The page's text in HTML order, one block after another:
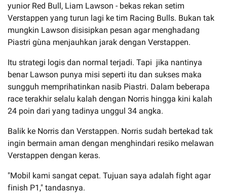
yunior Red Bull, Liam Lawson - bekas rekan setim
Verstappen yang turun lagi ke tim Racing Bulls. Bukan tak
mungkin Lawson disisipkan pesan agar menghadang
Piastri gùna menjauhkan jarak dengan Verstappen.
Itu strategi logis dan normal terjadi. Tapi jika nantinya
benar Lawson punya misi seperti itu dan sukses maka
sungguh memprihatinkan nasib Piastri. Dalam beberapa
race terakhir selalu kalah dengan Norris hingga kini kalah
24 poin dari yang tadinya unggul 34 angka.
Balik ke Norris dan Verstappen. Norris sudah bertekad tak
ingin bermain aman dengan menghindari resiko melawan
Verstappen dengan keras.
"Mobil kami sangat cepat. Tujuan saya adalah fight agar
finish P1," tandasnya.